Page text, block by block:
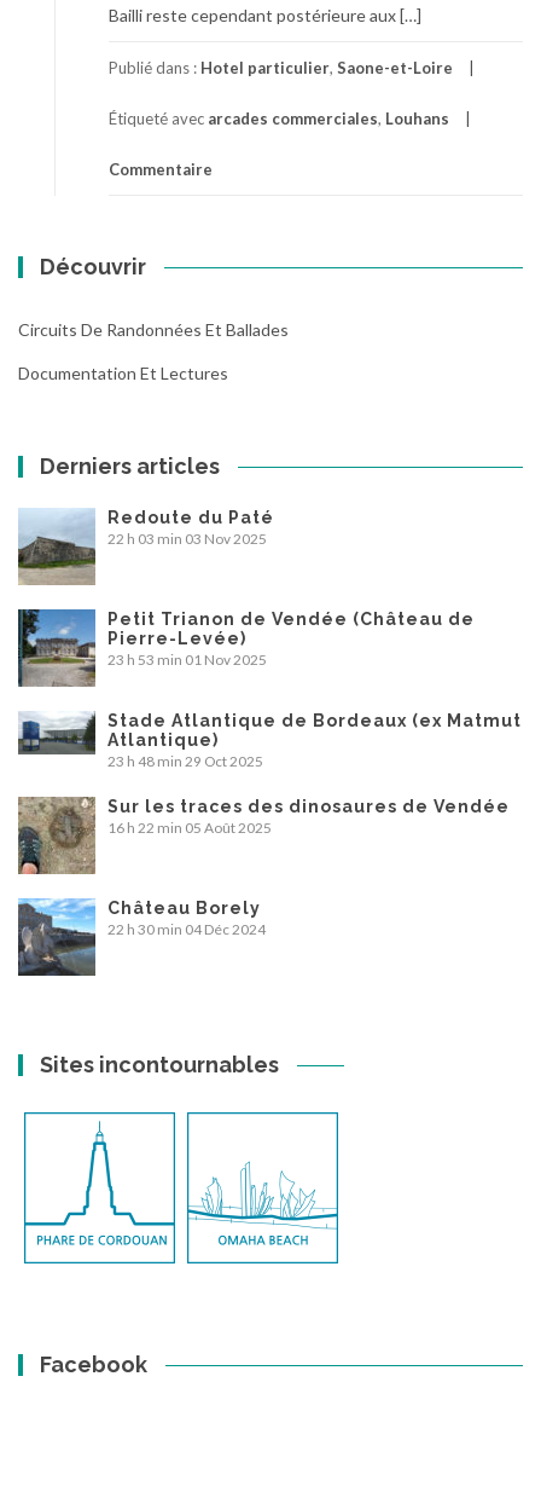
Bailli reste cependant postérieure aux […]
Publié dans : Hotel particulier, Saone-et-Loire
Étiqueté avec arcades commerciales, Louhans
Commentaire
Découvrir
Circuits De Randonnées Et Ballades
Documentation Et Lectures
Derniers articles
Redoute du Paté
22 h 03 min 03 Nov 2025
Petit Trianon de Vendée (Château de
Pierre-Levée)
23 h 53 min 01 Nov 2025
Stade Atlantique de Bordeaux (ex Matmut
Atlantique)
23 h 48 min 29 Oct 2025
Sur les traces des dinosaures de Vendée
16 h 22 min 05 Août 2025
Château Borely
22 h 30 min 04 Déc 2024
Sites incontournables
Facebook